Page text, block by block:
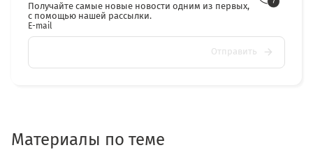
Получайте самые новые новости одним из первых,
с помощью нашей рассылки.
E-mail
Отправить
Материалы по теме